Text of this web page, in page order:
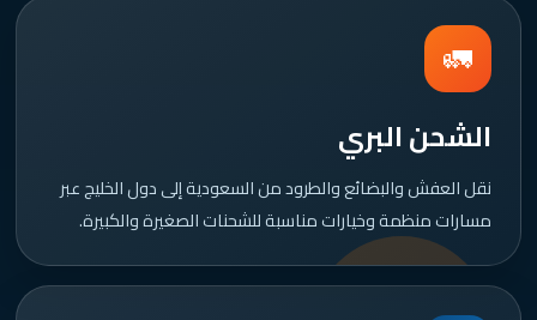
🚛
الشحن البري
نقل العفش والبضائع والطرود من السعودية إلى دول الخليج عبر
مسارات منظمة وخيارات مناسبة للشحنات الصغيرة والكبيرة.